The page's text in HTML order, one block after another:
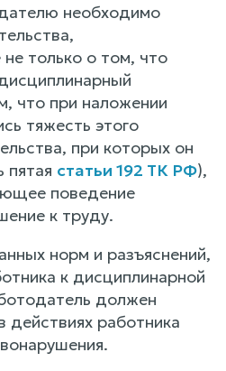
необходимо
только о том, что
что при наложении
тяжесть этого
при которых он
пятая статьи 192 ТК РФ),
поведение
к труду.
норм и разъяснений,
к дисциплинарной
должен
действиях работника